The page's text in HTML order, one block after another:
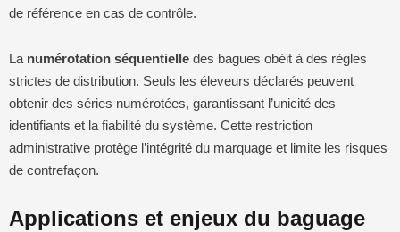
de référence en cas de contrôle.
La numérotation séquentielle des bagues obéit à des règles
strictes de distribution. Seuls les éleveurs déclarés peuvent
obtenir des séries numérotées, garantissant l’unicité des
identifiants et la fiabilité du système. Cette restriction
administrative protège l’intégrité du marquage et limite les risques
de contrefaçon.
Applications et enjeux du baguage